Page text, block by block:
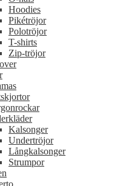
Hoodies
Pikétröjor
Polotröjor
T-shirts
Zip-tröjor
Kalsonger
Undertröjor
Långkalsonger
Strumpor